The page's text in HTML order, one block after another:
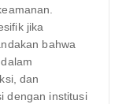
jika
bahwa
dan
dengan institusi